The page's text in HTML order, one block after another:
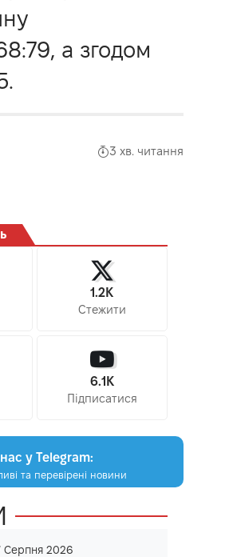
а згодом
3 хв. читання
1.2K
Стежити
6.1K
Підписатися
у Telegram:
та перевірені новини
Серпня 2026